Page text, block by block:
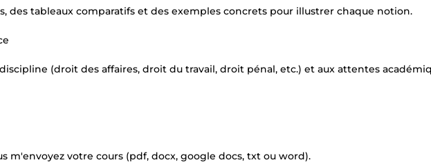
des tableaux comparatifs et des exemples concrets pour illustrer chaque notion.
(droit des affaires, droit du travail, droit pénal, etc.) et aux attentes
m'envoyez votre cours (pdf, docx, google docs, txt ou word).